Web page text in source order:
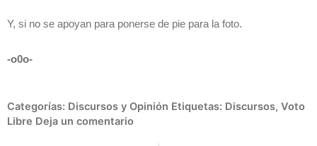
Y, si no se apoyan para ponerse de pie para la foto.
-o0o-
Categorías: Discursos y Opinión Etiquetas: Discursos, Voto
Libre Deja un comentario